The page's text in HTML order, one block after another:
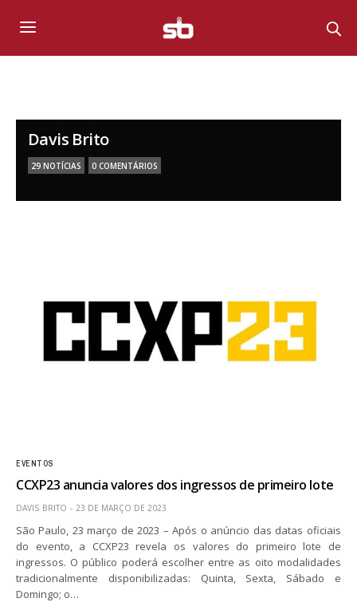
Davis Brito
29 NOTÍCIAS 0 COMENTÁRIOS
EVENTOS
CCXP23 anuncia valores dos ingressos de primeiro lote
DAVIS BRITO 23 DE MARÇO DE 2023
São Paulo, 23 março de 2023 – Após o anúncio das datas oficiais
do evento, a CCXP23 revela os valores do primeiro lote de
ingressos. O público poderá escolher entre as oito modalidades
tradicionalmente disponibilizadas: Quinta, Sexta, Sábado e
Domingo; o…